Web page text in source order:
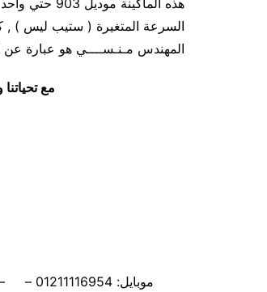
هذه
المهندس مـنـســــي هو عبارة
مع
موبايل: 01211116954 – – 01211116956 – – 01211116958 – 01211116959 – 01211116962